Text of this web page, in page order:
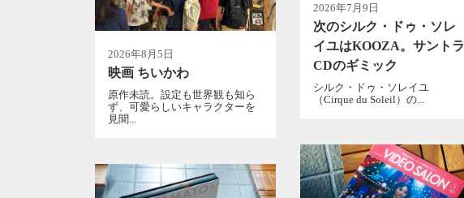
2026年8月5日
映画 ちいかわ
原作未読。設定も世界観も知ら
ず、可愛らしいキャラクターを
見聞...
2026年7月9日
次のシルク・ドゥ・ソレ
イユはKOOZA。サントラ
CDのギミック
シルク・ドゥ・ソレイユ
（Cirque du Soleil）の...